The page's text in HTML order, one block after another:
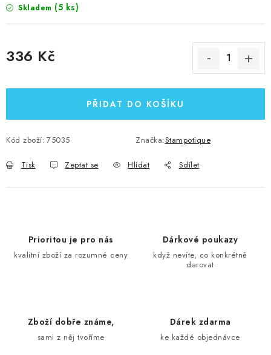
Skladem (5 ks)
336 Kč
PŘIDAT DO KOŠÍKU
Kód zboží: 75035 Značka:Stampotique
Tisk Zeptat se Hlídat Sdílet
Prioritou je pro nás
kvalitní zboží za rozumné ceny
Dárkové poukazy
když nevíte, co konkrétně
darovat
Zboží dobře známe,
sami z něj tvoříme
Dárek zdarma
ke každé objednávce